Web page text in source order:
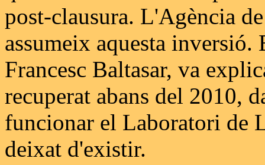
post-clausura. L'Agència
assumeix aquesta
Francesc Baltasar, va
recuperat abans del 2010,
funcionar el Laboratori de
deixat d'existir.